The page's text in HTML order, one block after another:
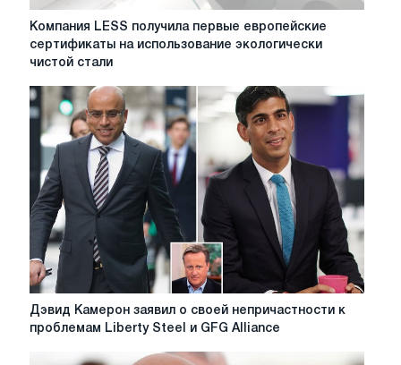
Компания
получила
европейские
сертификаты
на
использование
экологически
чистой
стали
Компания LESS получила первые европейские
сертификаты на использование экологически
чистой стали
Дэвид
Камерон
Дэвид Камерон заявил о своей непричастности к
проблемам Liberty Steel и GFG Alliance